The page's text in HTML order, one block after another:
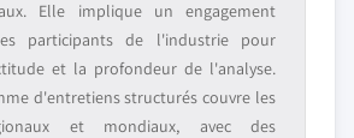
Elle implique un engagement
participants de l'industrie pour
et la profondeur de l'analyse.
d'entretiens structurés couvre les
et mondiaux, avec des